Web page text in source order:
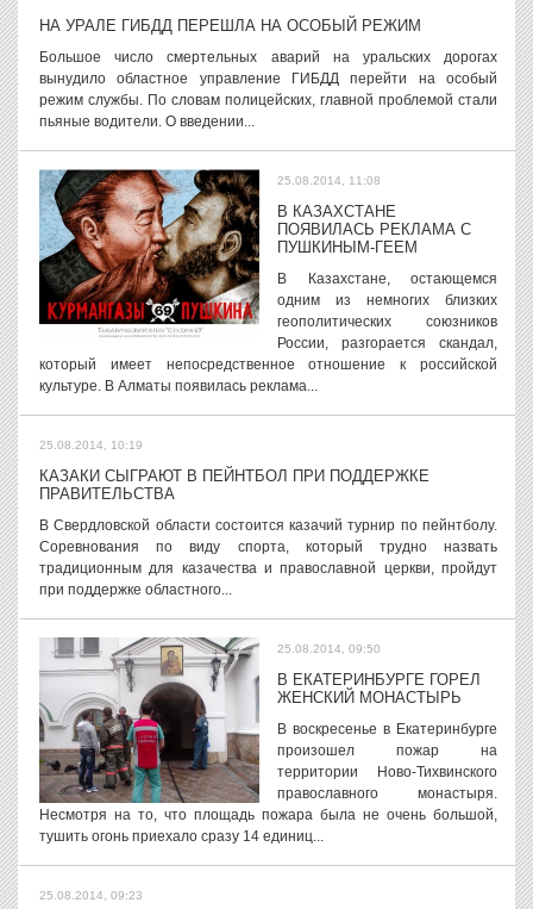
НА УРАЛЕ ГИБДД ПЕРЕШЛА НА ОСОБЫЙ РЕЖИМ
Большое число смертельных аварий на уральских дорогах
вынудило областное управление ГИБДД перейти на особый
режим службы. По словам полицейских, главной проблемой стали
пьяные водители. О введении...
25.08.2014, 11:08
В КАЗАХСТАНЕ
ПОЯВИЛАСЬ РЕКЛАМА С
ПУШКИНЫМ-ГЕЕМ
В Казахстане, остающемся
одним из немногих близких
геополитических союзников
России, разгорается скандал,
который имеет непосредственное отношение к российской
культуре. В Алматы появилась реклама...
25.08.2014, 10:19
КАЗАКИ СЫГРАЮТ В ПЕЙНТБОЛ ПРИ ПОДДЕРЖКЕ
ПРАВИТЕЛЬСТВА
В Свердловской области состоится казачий турнир по пейнтболу.
Соревнования по виду спорта, который трудно назвать
традиционным для казачества и православной церкви, пройдут
при поддержке областного...
25.08.2014, 09:50
В ЕКАТЕРИНБУРГЕ ГОРЕЛ
ЖЕНСКИЙ МОНАСТЫРЬ
В воскресенье в Екатеринбурге
произошел пожар на
территории Ново-Тихвинского
православного монастыря.
Несмотря на то, что площадь пожара была не очень большой,
тушить огонь приехало сразу 14 единиц...
25.08.2014, 09:23